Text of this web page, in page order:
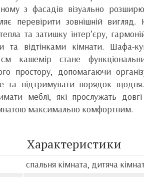
з фасадів візуально
перевірити зовнішній вигляд.
та затишку інтер’єру,
та відтінками кімнати. Шафа-
кашемір стане
простору, допомагаючи
та підтримувати порядок
меблі, які прослужать
максимально комфортним.
Характеристики
спальня кімната, дитяча